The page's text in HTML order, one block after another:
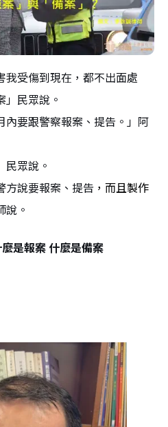
我受傷到現在，都不出面處
民眾說。
內要跟警察報案、提告。」阿
民眾說。
方說要報案、提告 ，而且製作
說。
是報案 什麼是備案